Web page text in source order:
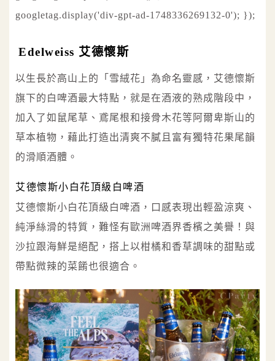
googletag.display('div-gpt-ad-1748336269132-0'); });
Edelweiss 艾德懷斯
以生長於高山上的「雪絨花」為命名靈感，艾德懷斯
旗下的白啤酒最大特點，就是在酒液的熟成階段中，
加入了如鼠尾草、鳶尾根和接骨木花等阿爾卑斯山的
草本植物，藉此打造出清爽不膩且富有獨特花果尾韻
的滑順酒體。
艾德懷斯小白花頂級白啤酒
艾德懷斯小白花頂級白啤酒，口感表現出輕盈涼爽、
純淨絲滑的特質，難怪有歐洲啤酒界香檳之美譽！與
沙拉跟海鮮是絕配，搭上以柑橘和香草調味的甜點或
帶點微辣的菜餚也很適合。